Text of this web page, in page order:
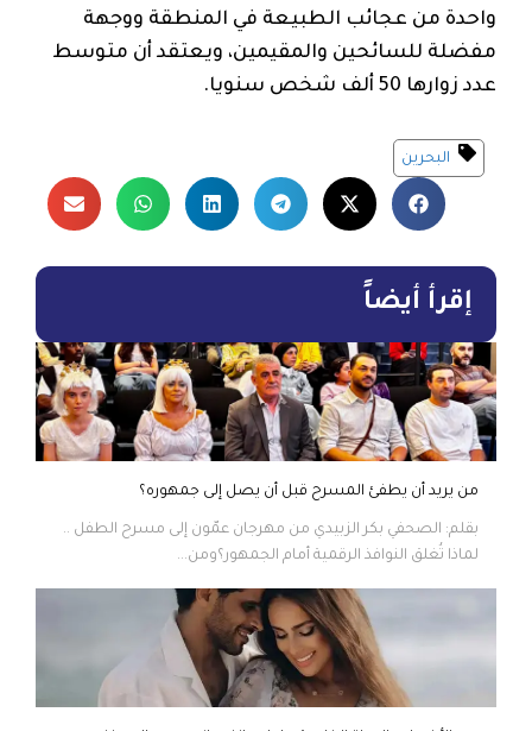
واحدة من عجائب الطبيعة في المنطقة ووجهة
مفضلة للسائحين والمقيمين، ويعتقد أن متوسط
عدد زوارها 50 ألف شخص سنويا.
البحرين
إقرأ أيضاً
من يريد أن يطفئ المسرح قبل أن يصل إلى جمهوره؟
بقلم: الصحفي بكر الزبيدي من مهرجان عمّون إلى مسرح الطفل ..
لماذا تُغلق النوافذ الرقمية أمام الجمهور؟ومن...